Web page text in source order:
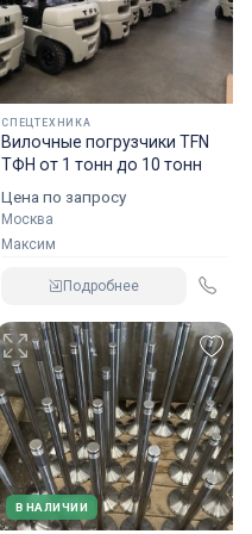
СПЕЦТЕХНИКА
Вилочные погрузчики TFN
ТФН от 1 тонн до 10 тонн
Цена по запросу
Москва
Максим
Подробнее
В НАЛИЧИИ